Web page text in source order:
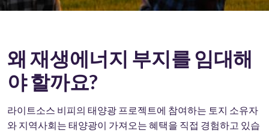
왜 재생에너지 부지를 임대해
야 할까요?
라이트소스 비피의 태양광 프로젝트에 참여하는 토지 소유자
와 지역사회는 태양광이 가져오는 혜택을 직접 경험하고 있습